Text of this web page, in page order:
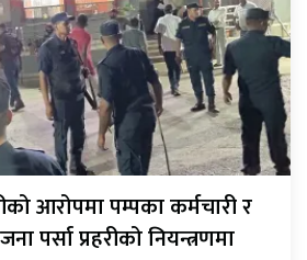
आरोपमा पम्पका कर्मचारी र
पर्सा प्रहरीको नियन्त्रणमा